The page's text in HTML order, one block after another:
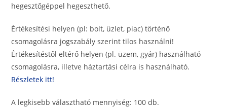
hegesztőgéppel hegeszthető.
Értékesítési helyen (pl: bolt, üzlet, piac) történő
csomagolásra jogszabály szerint tilos használni!
Értékesítéstől eltérő helyen (pl. üzem, gyár) használható
csomagolásra, illetve háztartási célra is használható.
Részletek itt!
A legkisebb választható mennyiség: 100 db.